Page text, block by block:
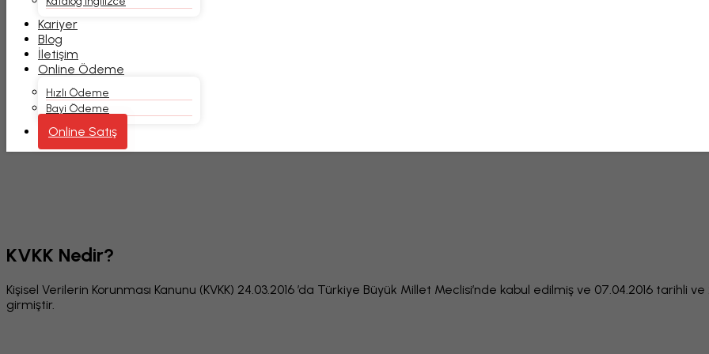
Kariyer
Blog
İletişim
Online Ödeme
Hızlı Ödeme
Bayi Ödeme
Online Satış
KVKK Nedir?
Kişisel Verilerin Korunması Kanunu (KVKK) 24.03.2016 ’da Türkiye Büyük Millet Meclisi’nde kabul edilmiş ve 07.04.2016 tarihli
girmiştir.